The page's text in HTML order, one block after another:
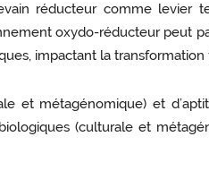
réducteur comme levier
oxydo-réducteur peut
impactant la transformation
et métagénomique) et
(culturale et